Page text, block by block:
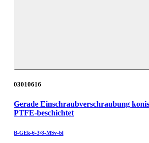
03010616
Gerade Einschraubverschraubung
PTFE-beschichtet
B-GEk-6-3/8-MSv-bl